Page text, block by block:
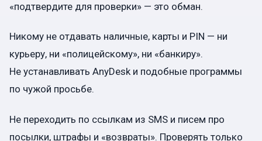
«подтвердите для проверки» — это обман.
Никому не отдавать наличные, карты и PIN — ни
курьеру, ни «полицейскому», ни «банкиру».
Не устанавливать AnyDesk и подобные программы
по чужой просьбе.
Не переходить по ссылкам из SMS и писем про
посылки, штрафы и «возвраты». Проверять только